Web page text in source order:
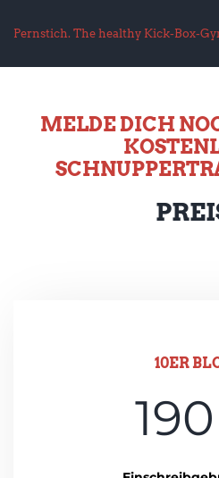
Pernstich. The healthy Kick-Box-
MELDE DICH
10ER